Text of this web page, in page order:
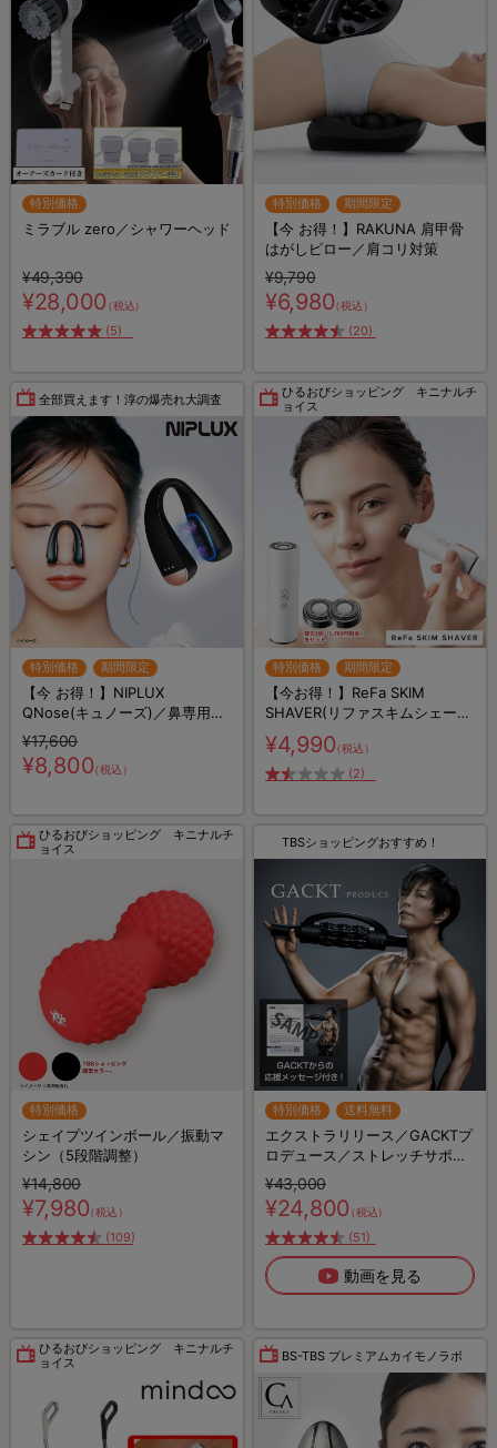
特別価格
ミラブル zero／シャワーヘッド
¥49,390
¥28,000（税込）
(5)
特別価格 期間限定
【今 お得！】RAKUNA 肩甲骨
はがしピロー／肩コリ対策
¥9,790
¥6,980（税込）
(20)
全部買えます！淳の爆売れ大調査
特別価格 期間限定
【今 お得！】NIPLUX
QNose(キュノーズ)／鼻専用
EMS美顔器
¥17,600
¥8,800（税込）
ひるおびショッピング キニナルチ
ョイス
特別価格 期間限定
【今お得！】ReFa SKIM
SHAVER(リファスキムシェーバ
ー) 特別セット／うぶ毛ケア
¥4,990（税込）
(2)
ひるおびショッピング キニナルチ
ョイス
特別価格
シェイプツインボール／振動マ
シン（5段階調整）
¥14,800
¥7,980（税込）
(109)
TBSショッピングおすすめ！
特別価格 送料無料
エクストラリリース／GACKTプ
ロデュース／ストレッチサポー
ト器具／回転ローラー
¥43,000
¥24,800（税込）
(51)
動画を見る
ひるおびショッピング キニナルチ
ョイス
BS-TBS プレミアムカイモノラボ